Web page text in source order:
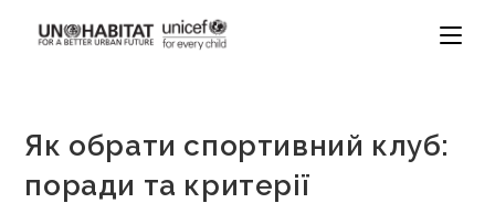
Як обрати спортивний клуб:
поради та критерії